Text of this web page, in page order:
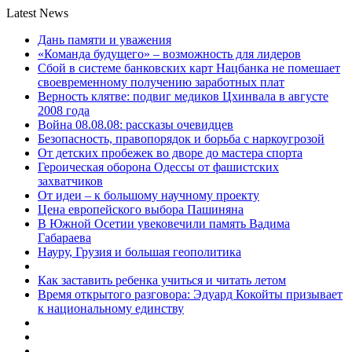
Latest News
Дань памяти и уважения
«Команда будущего» – возможность для лидеров
Сбой в системе банковских карт Нацбанка не помешает
своевременному получению заработных плат
Верность клятве: подвиг медиков Цхинвала в августе
2008 года
Война 08.08.08: рассказы очевидцев
Безопасность, правопорядок и борьба с наркоугрозой
От детских пробежек во дворе до мастера спорта
Героическая оборона Одессы от фашистских
захватчиков
От идеи – к большому научному проекту
Цена европейского выбора Пашиняна
В Южной Осетии увековечили память Вадима
Габараева
Науру, Грузия и большая геополитика
Как заставить ребенка учиться и читать летом
Время открытого разговора: Эдуард Кокойты призывает
к национальному единству